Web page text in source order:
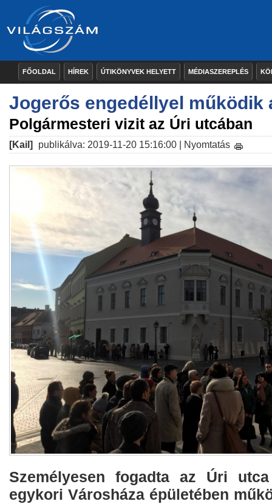
FŐOLDAL HÍREK ÚTIKÖNYVEK HELYETT MÉDIASZEREPLÉS
Jogerős engedéllyel működik
Polgármesteri vizit az Úri utcában
[Kail] publikálva: 2019-11-20 15:16:00 | Nyomtatás
Személyesen fogadta az Úri
egykori Városháza épületében